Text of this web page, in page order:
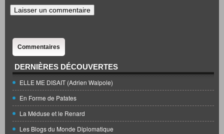
Commentaires
DERNIÈRES DÉCOUVERTES
ELLE ME DISAIT (Adrien Walpole)
En Forme de Patates
La Méduse et le Renard
Les Blogs du Monde Diplomatique